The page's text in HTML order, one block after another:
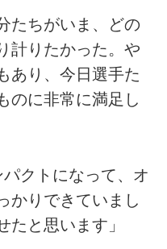
たちがいま、どの
計りたかった。や
あり、今日選手た
のに非常に満足し
パクトになって、オ
かりできていまし
たと思います」